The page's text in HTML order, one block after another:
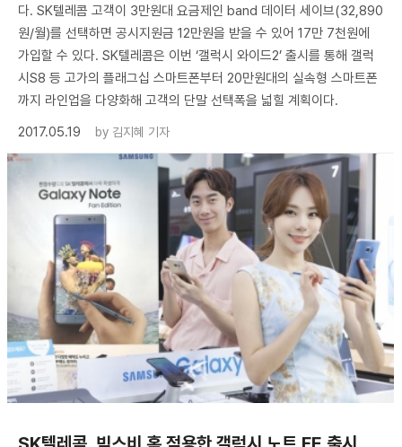
다. SK텔레콤 고객이 3만원대 요금제인 band 데이터 세이브(32,890
원/월)를 선택하면 공시지원금 12만원을 받을 수 있어 17만 7천원에
가입할 수 있다. SK텔레콤은 이번 ‘갤럭시 와이드2’ 출시를 통해 갤럭
시S8 등 고가의 플래그십 스마트폰부터 20만원대의 실속형 스마트폰
까지 라인업을 다양화해 고객의 단말 선택폭을 넓힐 계획이다.
2017.05.19
by 김지혜 기자